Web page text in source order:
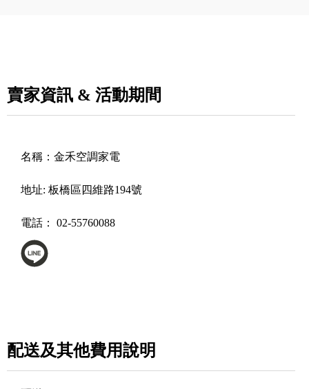
賣家資訊 & 活動期間
名稱： 金禾空調家電
地址: 板橋區四維路194號
電話： 02-55760088
配送及其他費用說明